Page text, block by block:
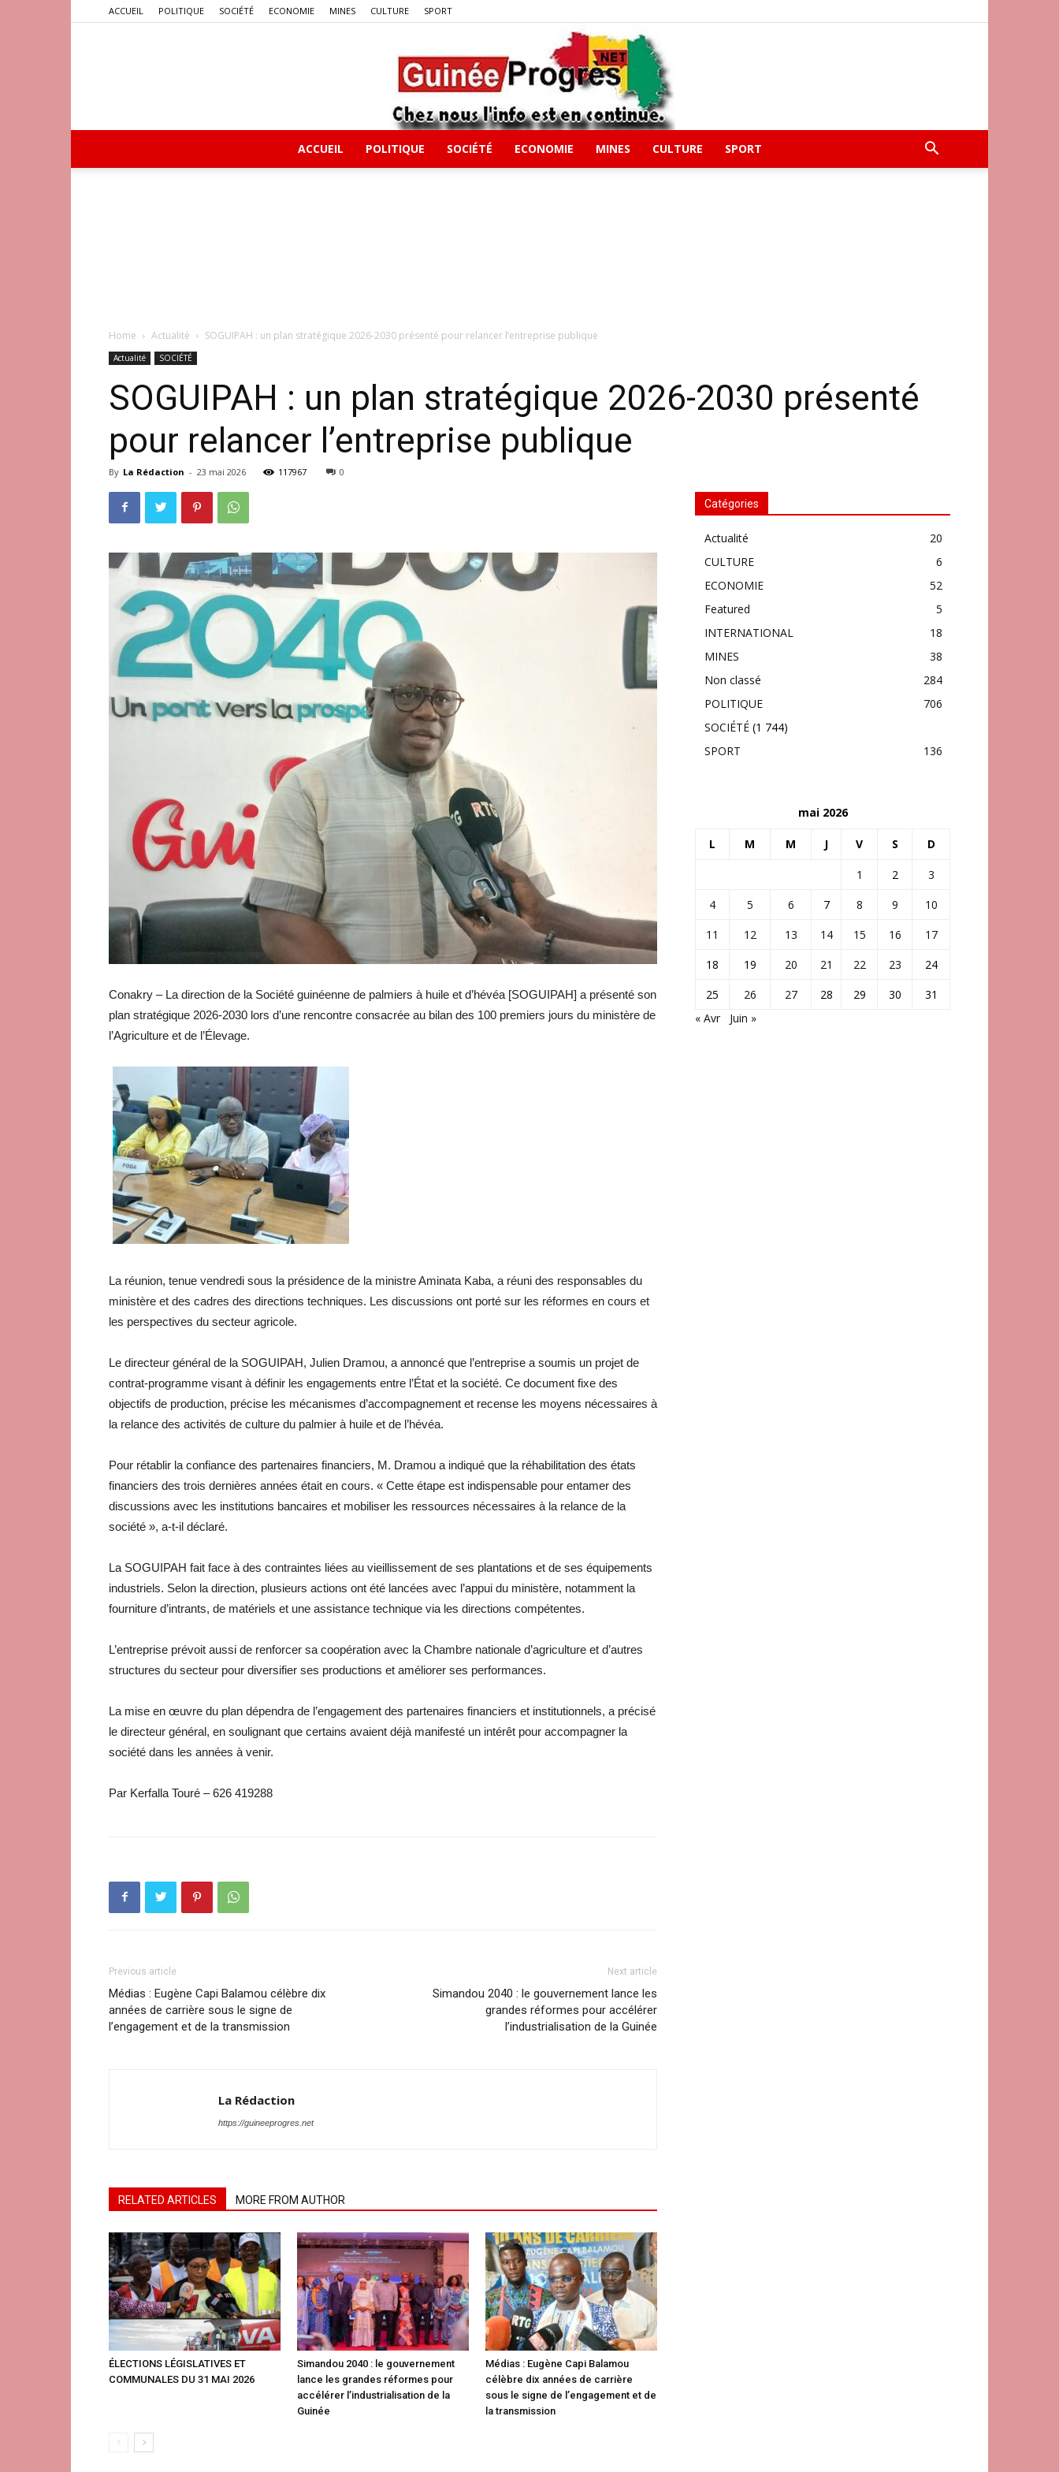
ACCUEIL POLITIQUE SOCIÉTÉ ECONOMIE MINES CULTURE SPORT
ACCUEIL POLITIQUE SOCIÉTÉ ECONOMIE MINES CULTURE SPORT
Home Actualité SOGUIPAH : un plan stratégique 2026-2030 présenté pour relancer l’entreprise publique
Actualité SOCIÉTÉ
SOGUIPAH : un plan stratégique 2026-2030 présenté
pour relancer l’entreprise publique
By La Rédaction - 23 mai 2026 117967 0
Conakry – La direction de la Société guinéenne de palmiers à huile et d’hévéa [SOGUIPAH] a présenté son
plan stratégique 2026-2030 lors d’une rencontre consacrée au bilan des 100 premiers jours du ministère de
l’Agriculture et de l’Élevage.
La réunion, tenue vendredi sous la présidence de la ministre Aminata Kaba, a réuni des responsables du
ministère et des cadres des directions techniques. Les discussions ont porté sur les réformes en cours et
les perspectives du secteur agricole.
Le directeur général de la SOGUIPAH, Julien Dramou, a annoncé que l’entreprise a soumis un projet de
contrat-programme visant à définir les engagements entre l’État et la société. Ce document fixe des
objectifs de production, précise les mécanismes d’accompagnement et recense les moyens nécessaires à
la relance des activités de culture du palmier à huile et de l’hévéa.
Pour rétablir la confiance des partenaires financiers, M. Dramou a indiqué que la réhabilitation des états
financiers des trois dernières années était en cours. « Cette étape est indispensable pour entamer des
discussions avec les institutions bancaires et mobiliser les ressources nécessaires à la relance de la
société », a-t-il déclaré.
La SOGUIPAH fait face à des contraintes liées au vieillissement de ses plantations et de ses équipements
industriels. Selon la direction, plusieurs actions ont été lancées avec l’appui du ministère, notamment la
fourniture d’intrants, de matériels et une assistance technique via les directions compétentes.
L’entreprise prévoit aussi de renforcer sa coopération avec la Chambre nationale d’agriculture et d’autres
structures du secteur pour diversifier ses productions et améliorer ses performances.
La mise en œuvre du plan dépendra de l’engagement des partenaires financiers et institutionnels, a précisé
le directeur général, en soulignant que certains avaient déjà manifesté un intérêt pour accompagner la
société dans les années à venir.
Par Kerfalla Touré – 626 419288
Previous article
Médias : Eugène Capi Balamou célèbre dix
années de carrière sous le signe de
l’engagement et de la transmission
Next article
Simandou 2040 : le gouvernement lance les
grandes réformes pour accélérer
l’industrialisation de la Guinée
La Rédaction
https://guineeprogres.net
RELATED ARTICLES MORE FROM AUTHOR
ÉLECTIONS LÉGISLATIVES ET
COMMUNALES DU 31 MAI 2026
Simandou 2040 : le gouvernement
lance les grandes réformes pour
accélérer l’industrialisation de la
Guinée
Médias : Eugène Capi Balamou
célèbre dix années de carrière
sous le signe de l’engagement et de
la transmission
Catégories
Actualité
20
CULTURE
6
ECONOMIE
52
Featured
5
INTERNATIONAL
18
MINES
38
Non classé
284
POLITIQUE
706
SOCIÉTÉ (1 744)
SPORT
136
mai 2026
L M M J V S D
1 2
3
4
5 6 7 8 9
10
11
12 13 14 15 16
17
18
19 20 21 22 23
24
25
26 27 28 29 30
31
« Avr
Juin »